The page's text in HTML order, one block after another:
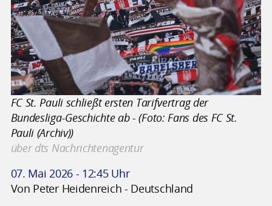
FC St. Pauli schließt ersten Tarifvertrag der
Bundesliga-Geschichte ab - (Foto: Fans des FC St.
Pauli (Archiv))
über dts Nachrichtenagentur
07. Mai 2026 - 12:45 Uhr
Von Peter Heidenreich - Deutschland